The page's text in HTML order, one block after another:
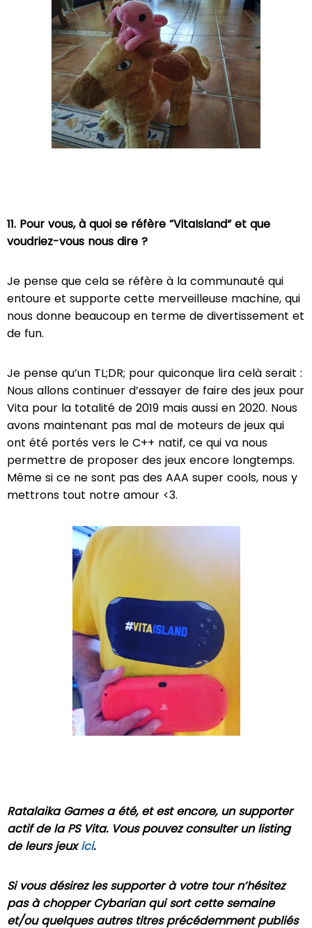
11. Pour vous, à quoi se réfère “VitaIsland” et que
voudriez-vous nous dire ?
Je pense que cela se réfère à la communauté qui
entoure et supporte cette merveilleuse machine, qui
nous donne beaucoup en terme de divertissement et
de fun.
Je pense qu’un TL;DR; pour quiconque lira celà serait :
Nous allons continuer d’essayer de faire des jeux pour
Vita pour la totalité de 2019 mais aussi en 2020. Nous
avons maintenant pas mal de moteurs de jeux qui
ont été portés vers le C++ natif, ce qui va nous
permettre de proposer des jeux encore longtemps.
Même si ce ne sont pas des AAA super cools, nous y
mettrons tout notre amour <3.
Ratalaika Games a été, et est encore, un supporter
actif de la PS Vita. Vous pouvez consulter un listing
de leurs jeuxici.
Si vous désirez les supporter à votre tour n’hésitez
pas à chopper Cybarian qui sort cette semaine
et/ou quelques autres titres précédemment publiés